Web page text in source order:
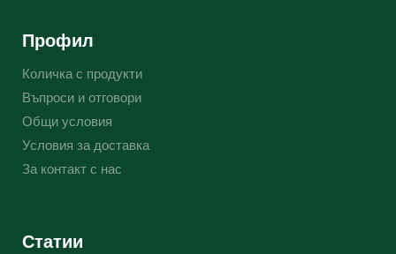
Профил
Количка с продукти
Въпроси и отговори
Общи условия
Условия за доставка
За контакт с нас
Статии